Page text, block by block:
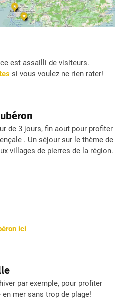
est assailli de visiteurs.
si vous voulez ne rien rater!
de 3 jours, fin aout pour profiter
. Un séjour sur le thème de
villages de pierres de la région.
ici
par exemple, pour profiter
mer sans trop de plage!